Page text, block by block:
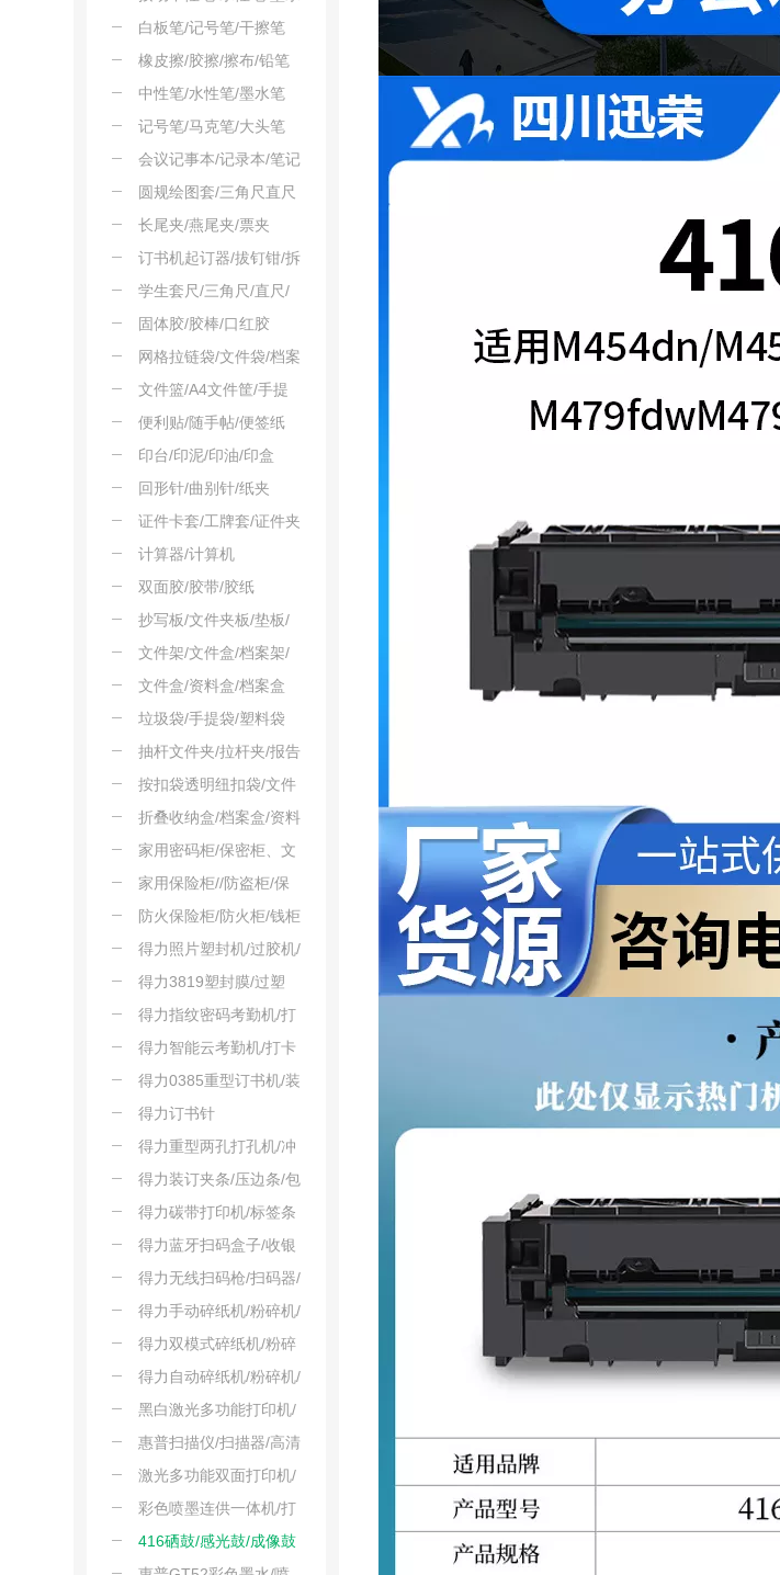
笔
白板笔/记号笔/干擦笔
橡皮擦/胶擦/擦布/铅笔
擦
中性笔/水性笔/墨水笔
记号笔/马克笔/大头笔
会议记事本/记录本/笔记
本
圆规绘图套/三角尺直尺
角尺
长尾夹/燕尾夹/票夹
订书机起订器/拔钉钳/拆
钉器
学生套尺/三角尺/直尺/
角度尺
固体胶/胶棒/口红胶
网格拉链袋/文件袋/档案
袋
文件篮/A4文件筐/手提
框
便利贴/随手帖/便签纸
印台/印泥/印油/印盒
回形针/曲别针/纸夹
证件卡套/工牌套/证件夹
计算器/计算机
双面胶/胶带/胶纸
抄写板/文件夹板/垫板/
会议板夹
文件架/文件盒/档案架/
报告架
文件盒/资料盒/档案盒
垃圾袋/手提袋/塑料袋
抽杆文件夹/拉杆夹/报告
夹
按扣袋透明纽扣袋/文件
袋
折叠收纳盒/档案盒/资料
夹
家用密码柜/保密柜、文
件柜
家用保险柜//防盗柜/保
险箱
防火保险柜/防火柜/钱柜
得力照片塑封机/过胶机/
过塑机
得力3819塑封膜/过塑
膜/热裱膜
得力指纹密码考勤机/打
卡机
得力智能云考勤机/打卡
机
得力0385重型订书机/装
订机
得力订书针
得力重型两孔打孔机/冲
孔器
得力装订夹条/压边条/包
边条
得力碳带打印机/标签条
码价签打印
得力蓝牙扫码盒子/收银
器/扫码终端
得力无线扫码枪/扫码器/
扫描枪/巴枪
得力手动碎纸机/粉碎机/
破碎机
得力双模式碎纸机/粉碎
机/破碎机
得力自动碎纸机/粉碎机/
破碎机
黑白激光多功能打印机/
扫描仪
惠普扫描仪/扫描器/高清
扫描
激光多功能双面打印机/
扫描仪/复印机
彩色喷墨连供一体机/打
印/复印/扫描
416硒鼓/感光鼓/成像鼓